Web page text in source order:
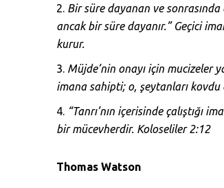
Bir süre dayanan ve
ancak bir süre dayanır.” Geçici
kurur.
Müjde’nin onayı için mucizeler
imana sahipti; o, şeytanları
“Tanrı’nın içerisinde çalıştığı
bir mücevherdir. Koloseliler 2:12
Thomas Watson